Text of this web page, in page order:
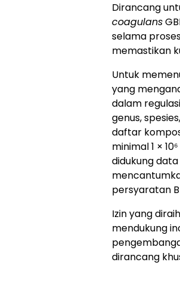
Dirancang
coagulans
selama
memastikan
Untuk
yang
dalam
genus,
daftar
minimal 1 ×
didukung
persyaratan
Izin yang
mendukung
dirancang